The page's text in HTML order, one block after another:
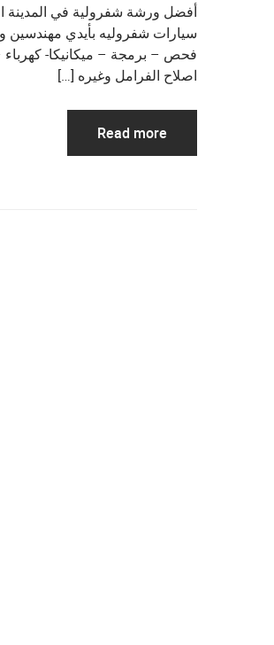
أفضل ورشة شفرولية في المدينة
سيارات شفروليه بأيدي مهندسين
فحص – برمجة – ميكانيكا-
اصلاح الفرامل وغيره […]
Read more